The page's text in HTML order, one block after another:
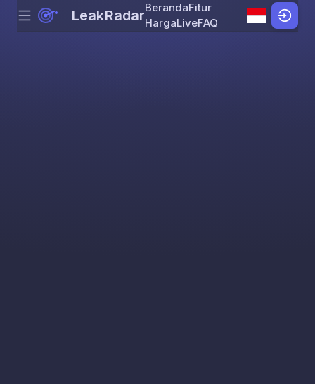
Skip to content
Menu LeakRadarBerandaFitur
HargaLiveFAQ